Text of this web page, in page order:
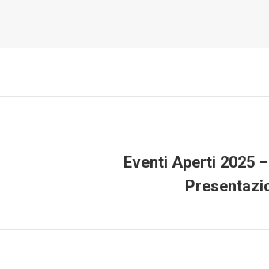
Eventi Aperti 2025